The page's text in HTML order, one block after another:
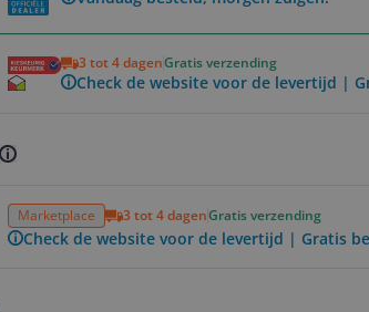
3 tot 4 dagenGratis verzending
Check de website voor de levertijd |
Marketplace 3 tot 4 dagenGratis verzending
Check de website voor de levertijd | Gratis